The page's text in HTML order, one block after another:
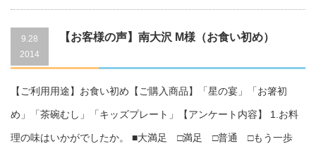
9.28
2014
【お客様の声】南大沢 M様（お食い初め）
【ご利用用途】お食い初め【ご購入商品】「星の宴」「お箸初
め」「茶碗むし」「キッズプレート」【アンケート内容】 1.お料
理の味はいかがでしたか。 ■大満足 □満足 □普通 □もう一歩